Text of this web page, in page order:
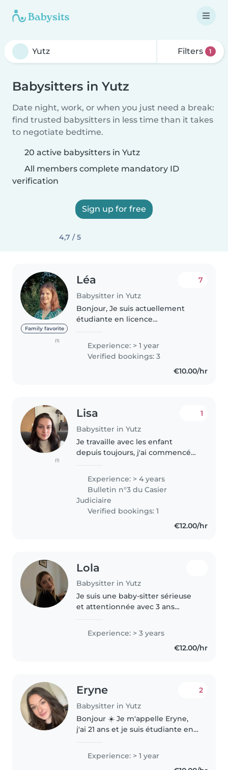
Filters 1
Babysitters in Yutz
Date night, work, or when you just need a break:
find trusted babysitters in less time than it takes
to negotiate bedtime.
20 active babysitters in Yutz
All members complete mandatory ID
verification
Sign up for free
4,7 / 5
Family favorite
(1)
Léa
Babysitter in Yutz
7
Bonjour, Je suis actuellement
étudiante en licence
appliquées aux sciences
humaines et sociales. J'aime
m'occuper des enfants et lire. J'ai
Experience: > 1 year
Verified bookings: 3
€10.00/hr
(1)
Lisa
Babysitter in Yutz
1
Je travaille avec les enfant
depuis toujours, j'ai commencé
enfance. je travaille en école
maternelle mais j'ai déjà
travaillé..
Experience: > 4 years
Bulletin n°3 du Casier
Judiciaire
Verified bookings: 1
€12.00/hr
Lola
Babysitter in Yutz
Je suis une baby-sitter sérieuse
et attentionnée avec 3 ans
tout-petits et enfants d'âge
scolaire. Titulaire d'un CAP Petite
Enfance et secouriste, j'aime..
Experience: > 3 years
€12.00/hr
Eryne
Babysitter in Yutz
2
Bonjour ☀️ Je m'appelle Eryne,
j'ai 21 ans et je suis étudiante en
Créative, douce et attentive,
j'aime accompagner les enfants
Experience: > 1 year